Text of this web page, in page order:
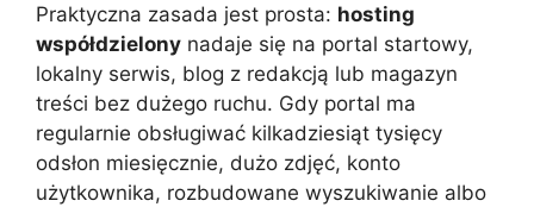
Praktyczna zasada jest prosta: hosting
współdzielony nadaje się na portal startowy,
lokalny serwis, blog z redakcją lub magazyn
treści bez dużego ruchu. Gdy portal ma
regularnie obsługiwać kilkadziesiąt tysięcy
odsłon miesięcznie, dużo zdjęć, konto
użytkownika, rozbudowane wyszukiwanie albo